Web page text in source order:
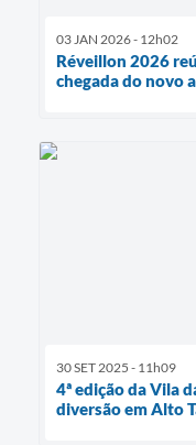
03 JAN 2026 - 12h02
Réveillon 2026
chegada do novo
30 SET 2025 - 11h09
4ª edição da Vila
diversão em Alto